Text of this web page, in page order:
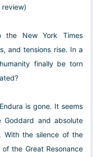
review)
the New York Times
and tensions rise. In a
finally be torn
is gone. It seems
Goddard and absolute
With the silence of the
the Great Resonance